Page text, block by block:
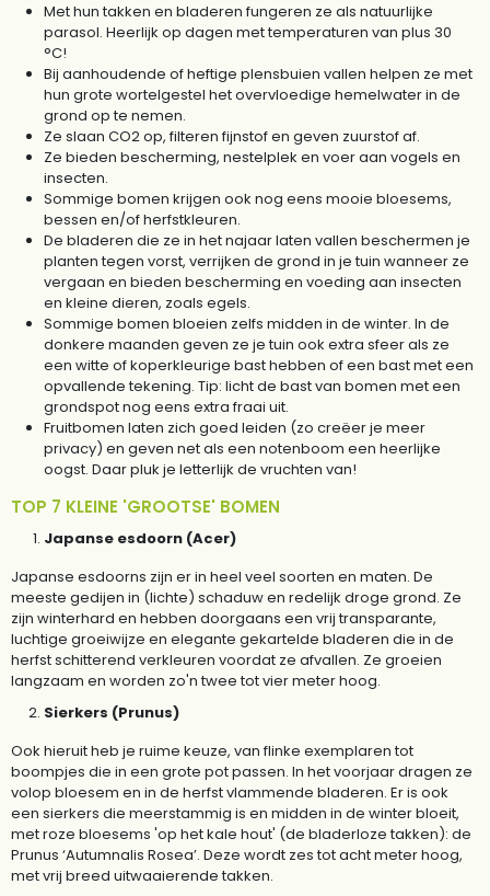
Met hun takken en bladeren fungeren ze als natuurlijke
parasol. Heerlijk op dagen met temperaturen van plus 30
°C!
Bij aanhoudende of heftige plensbuien vallen helpen ze met
hun grote wortelgestel het overvloedige hemelwater in de
grond op te nemen.
Ze slaan CO2 op, filteren fijnstof en geven zuurstof af.
Ze bieden bescherming, nestelplek en voer aan vogels en
insecten.
Sommige bomen krijgen ook nog eens mooie bloesems,
bessen en/of herfstkleuren.
De bladeren die ze in het najaar laten vallen beschermen je
planten tegen vorst, verrijken de grond in je tuin wanneer ze
vergaan en bieden bescherming en voeding aan insecten
en kleine dieren, zoals egels.
Sommige bomen bloeien zelfs midden in de winter. In de
donkere maanden geven ze je tuin ook extra sfeer als ze
een witte of koperkleurige bast hebben of een bast met een
opvallende tekening. Tip: licht de bast van bomen met een
grondspot nog eens extra fraai uit.
Fruitbomen laten zich goed leiden (zo creëer je meer
privacy) en geven net als een notenboom een heerlijke
oogst. Daar pluk je letterlijk de vruchten van!
TOP 7 KLEINE 'GROOTSE' BOMEN
Japanse esdoorn (Acer)
Japanse esdoorns zijn er in heel veel soorten en maten. De
meeste gedijen in (lichte) schaduw en redelijk droge grond. Ze
zijn winterhard en hebben doorgaans een vrij transparante,
luchtige groeiwijze en elegante gekartelde bladeren die in de
herfst schitterend verkleuren voordat ze afvallen. Ze groeien
langzaam en worden zo'n twee tot vier meter hoog.
Sierkers (Prunus)
Ook hieruit heb je ruime keuze, van flinke exemplaren tot
boompjes die in een grote pot passen. In het voorjaar dragen ze
volop bloesem en in de herfst vlammende bladeren. Er is ook
een sierkers die meerstammig is en midden in de winter bloeit,
met roze bloesems 'op het kale hout' (de bladerloze takken): de
Prunus ‘Autumnalis Rosea’. Deze wordt zes tot acht meter hoog,
met vrij breed uitwaaierende takken.